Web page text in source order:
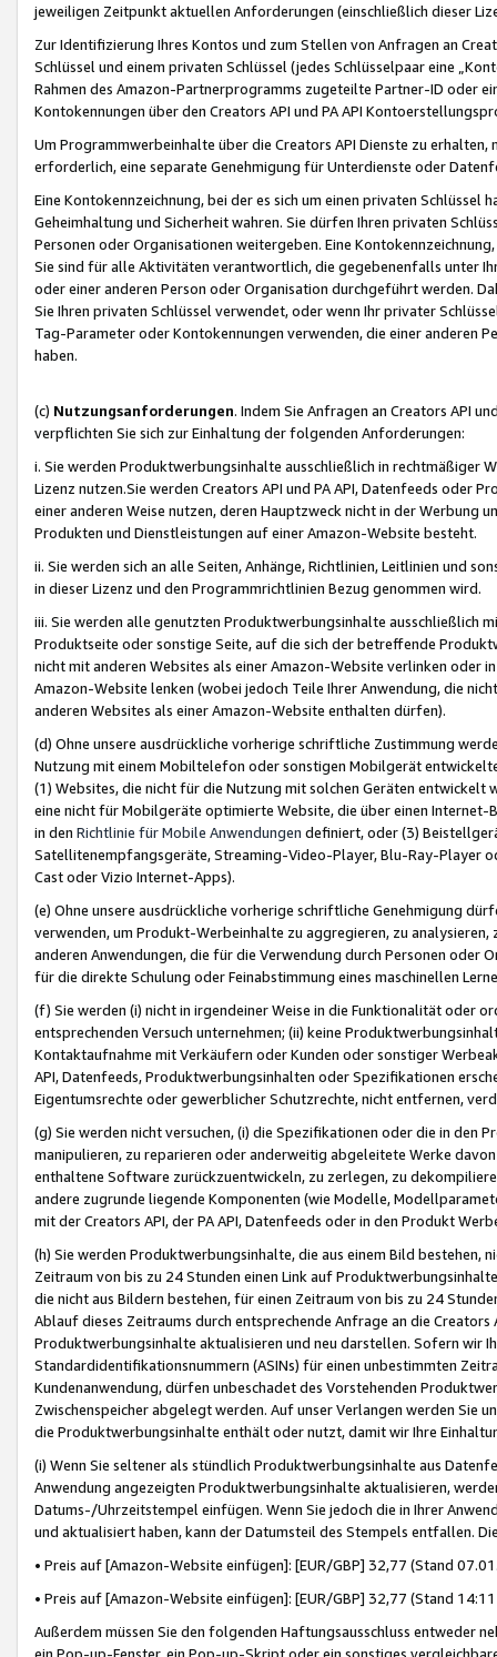
jeweiligen Zeitpunkt aktuellen Anforderungen (einschließlich dieser
Zur Identifizierung Ihres Kontos und zum Stellen von Anfragen an
Schlüssel und einem privaten Schlüssel (jedes Schlüsselpaar eine
Rahmen des Amazon-Partnerprogramms zugeteilte Partner-ID oder
Kontokennungen über den Creators API und PA API
Um Programmwerbeinhalte über die Creators API Dienste zu
erforderlich, eine separate Genehmigung für Unterdienste oder
Eine Kontokennzeichnung, bei der es sich um einen privaten
Geheimhaltung und Sicherheit wahren. Sie dürfen Ihren privaten
Personen oder Organisationen weitergeben. Eine
Sie sind für alle Aktivitäten verantwortlich, die gegebenenfalls unter
oder einer anderen Person oder Organisation durchgeführt werden.
Sie Ihren privaten Schlüssel verwendet, oder wenn Ihr privater
Tag-Parameter oder Kontokennungen verwenden, die einer anderen
haben.
(c) Nutzungsanforderungen. Indem Sie Anfragen an Creators API
verpflichten Sie sich zur Einhaltung der folgenden Anforderungen:
i. Sie werden Produktwerbungsinhalte ausschließlich in rechtmäßiger
Lizenz nutzen.Sie werden Creators API und PA API, Datenfeeds oder
einer anderen Weise nutzen, deren Hauptzweck nicht in der Werbung
Produkten und Dienstleistungen auf einer Amazon-Website besteht.
ii. Sie werden sich an alle Seiten, Anhänge, Richtlinien, Leitlinien und
in dieser Lizenz und den Programmrichtlinien Bezug genommen wird.
iii. Sie werden alle genutzten Produktwerbungsinhalte ausschließlich
Produktseite oder sonstige Seite, auf die sich der betreffende
nicht mit anderen Websites als einer Amazon-Website verlinken oder
Amazon-Website lenken (wobei jedoch Teile Ihrer Anwendung, die
anderen Websites als einer Amazon-Website enthalten dürfen).
(d) Ohne unsere ausdrückliche vorherige schriftliche Zustimmung
Nutzung mit einem Mobiltelefon oder sonstigen Mobilgerät
(1) Websites, die nicht für die Nutzung mit solchen Geräten
eine nicht für Mobilgeräte optimierte Website, die über einen
in den Richtlinie für Mobile Anwendungen definiert, oder (3)
Satellitenempfangsgeräte, Streaming-Video-Player, Blu-Ray-Player
Cast oder Vizio Internet-Apps).
(e) Ohne unsere ausdrückliche vorherige schriftliche Genehmigung
verwenden, um Produkt-Werbeinhalte zu aggregieren, zu
anderen Anwendungen, die für die Verwendung durch Personen
für die direkte Schulung oder Feinabstimmung eines maschinellen
(f) Sie werden (i) nicht in irgendeiner Weise in die Funktionalität oder
entsprechenden Versuch unternehmen; (ii) keine
Kontaktaufnahme mit Verkäufern oder Kunden oder sonstiger
API, Datenfeeds, Produktwerbungsinhalten oder Spezifikationen
Eigentumsrechte oder gewerblicher Schutzrechte, nicht entfernen,
(g) Sie werden nicht versuchen, (i) die Spezifikationen oder die in
manipulieren, zu reparieren oder anderweitig abgeleitete Werke
enthaltene Software zurückzuentwickeln, zu zerlegen, zu
andere zugrunde liegende Komponenten (wie Modelle,
mit der Creators API, der PA API, Datenfeeds oder in den Produkt
(h) Sie werden Produktwerbungsinhalte, die aus einem Bild bestehen,
Zeitraum von bis zu 24 Stunden einen Link auf
die nicht aus Bildern bestehen, für einen Zeitraum von bis zu 24
Ablauf dieses Zeitraums durch entsprechende Anfrage an die
Produktwerbungsinhalte aktualisieren und neu darstellen. Sofern wir
Standardidentifikationsnummern (ASINs) für einen unbestimmten
Kundenanwendung, dürfen unbeschadet des Vorstehenden
Zwischenspeicher abgelegt werden. Auf unser Verlangen werden Sie
die Produktwerbungsinhalte enthält oder nutzt, damit wir Ihre
(i) Wenn Sie seltener als stündlich Produktwerbungsinhalte aus
Anwendung angezeigten Produktwerbungsinhalte aktualisieren,
Datums-/Uhrzeitstempel einfügen. Wenn Sie jedoch die in Ihrer
und aktualisiert haben, kann der Datumsteil des Stempels entfallen.
• Preis auf [Amazon-Website einfügen]: [EUR/GBP] 32,77 (Stand
• Preis auf [Amazon-Website einfügen]: [EUR/GBP] 32,77 (Stand
Außerdem müssen Sie den folgenden Haftungsausschluss entweder
ein Pop-up-Fenster, ein Pop-up-Skript oder ein sonstiges